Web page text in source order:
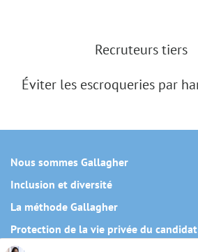
Recruteurs tiers
Éviter les escroqueries par
Nous sommes Gallagher
Inclusion et diversité
La méthode Gallagher
Protection de la vie privée du candidat